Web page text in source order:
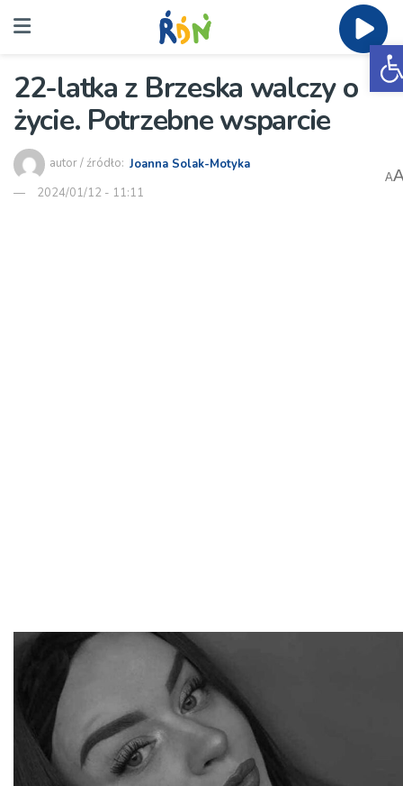
22-latka z Brzeska walczy o
życie. Potrzebne wsparcie
autor / źródło: Joanna Solak-Motyka
2024/01/12 - 11:11
A